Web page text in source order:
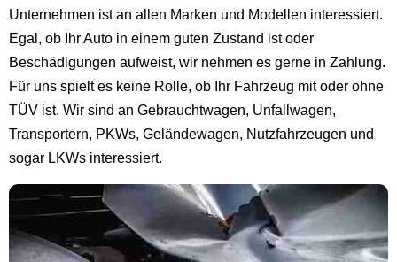
Unternehmen ist an allen Marken und Modellen interessiert.
Egal, ob Ihr Auto in einem guten Zustand ist oder
Beschädigungen aufweist, wir nehmen es gerne in Zahlung.
Für uns spielt es keine Rolle, ob Ihr Fahrzeug mit oder ohne
TÜV ist. Wir sind an Gebrauchtwagen, Unfallwagen,
Transportern, PKWs, Geländewagen, Nutzfahrzeugen und
sogar LKWs interessiert.